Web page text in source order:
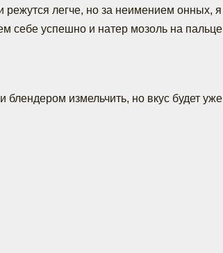
режутся легче, но за неимением онных, я
себе успешно и натер мозоль на пальце
блендером измельчить, но вкус будет уже